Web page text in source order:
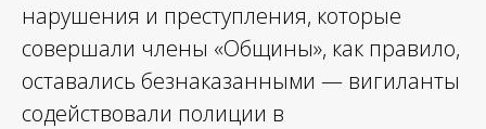
нарушения и преступления, которые
совершали члены «Общины», как правило,
оставались безнаказанными — вигиланты
содействовали полиции в